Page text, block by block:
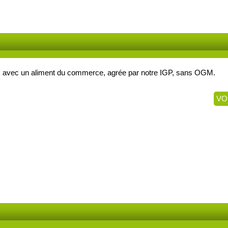
un aliment du commerce, agrée par notre IGP, sans OGM.